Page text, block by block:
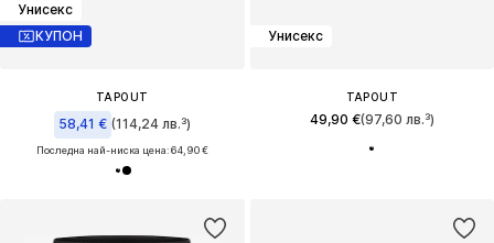
Унисекс
КУПОН
TAPOUT
58,41 € (114,24 лв.³)
Последна най-ниска цена:64,90 €
Унисекс
TAPOUT
49,90 €(97,60 лв.³)